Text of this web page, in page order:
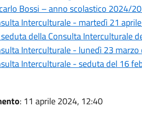
Bossi – anno scolastico 2024/
Interculturale - martedì 21
della Consulta Interculturale
Interculturale - lunedì 23 marzo
Interculturale - seduta del 16
: 11 aprile 2024, 12:40